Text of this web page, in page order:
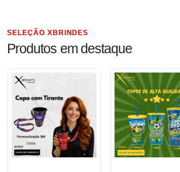
SELEÇÃO XBRINDES
Produtos em destaque